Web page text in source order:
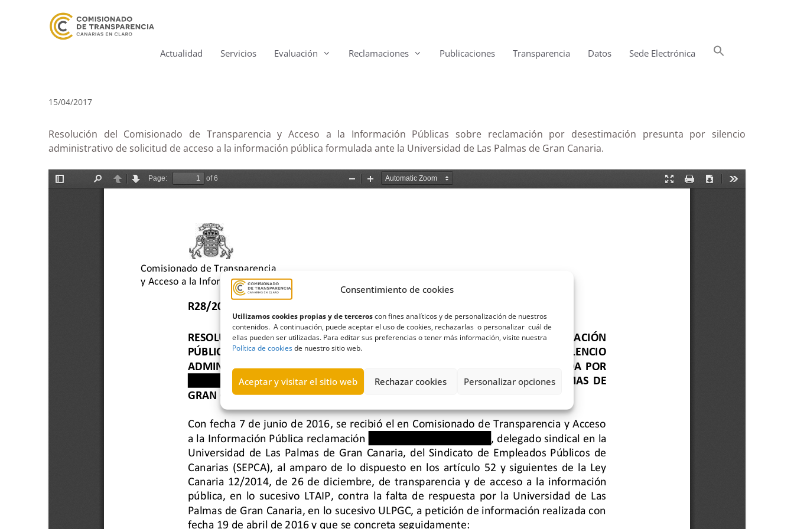
Consentimiento de cookies
Utilizamos cookies propias y de terceroscon fines analíticos y de personalización de nuestros
contenidos. A continuación, puede aceptar el uso de cookies, rechazarlas o personalizar cuál de
ellas pueden ser utilizadas. Para editar sus preferencias o tener más información, visite nuestra
Política de cookiesde nuestro sitio web.
Aceptar y visitar el sitio web Rechazar cookies Personalizar opciones
Actualidad Servicios Evaluación Reclamaciones Publicaciones Transparencia Datos Sede Electrónica
15/04/2017
Resolución del Comisionado de Transparencia y Acceso a la Información Públicas sobre reclamación por desestimación presunta por silencio
administrativo de solicitud de acceso a la información pública formulada ante la Universidad de Las Palmas de Gran Canaria.